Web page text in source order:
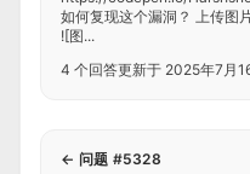
如何复现这个漏洞？ 上传图
![图...
4 个回答更新于 2025年7月
← 问题 #5328